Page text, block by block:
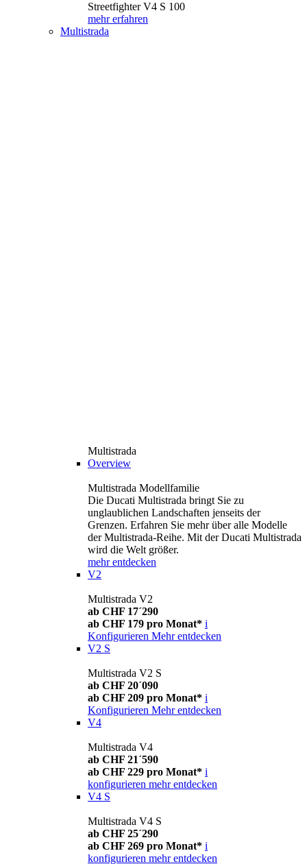
Streetfighter V4 S 100
mehr erfahren
Multistrada
Multistrada
Overview
Multistrada Modellfamilie
Die Ducati Multistrada bringt Sie zu
unglaublichen Landschaften jenseits der
Grenzen. Erfahren Sie mehr über alle Modelle
der Multistrada-Reihe. Mit der Ducati Multistrada
wird die Welt größer.
mehr entdecken
V2
Multistrada V2
ab CHF 17´290
ab CHF 179 pro Monat* i
Konfigurieren Mehr entdecken
V2 S
Multistrada V2 S
ab CHF 20´090
ab CHF 209 pro Monat* i
Konfigurieren Mehr entdecken
V4
Multistrada V4
ab CHF 21´590
ab CHF 229 pro Monat* i
konfigurieren mehr entdecken
V4 S
Multistrada V4 S
ab CHF 25´290
ab CHF 269 pro Monat* i
konfigurieren mehr entdecken